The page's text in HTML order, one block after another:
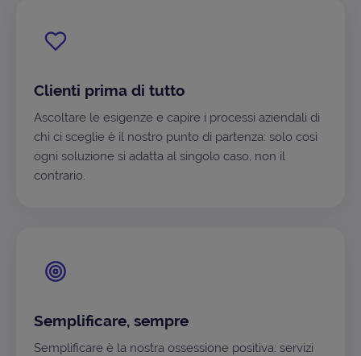
Clienti prima di tutto
Ascoltare le esigenze e capire i processi aziendali di
chi ci sceglie è il nostro punto di partenza: solo così
ogni soluzione si adatta al singolo caso, non il
contrario.
Semplificare, sempre
Semplificare è la nostra ossessione positiva: servizi